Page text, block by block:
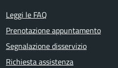
Leggi le FAQ
Prenotazione appuntamento
Segnalazione disservizio
Richiesta assistenza